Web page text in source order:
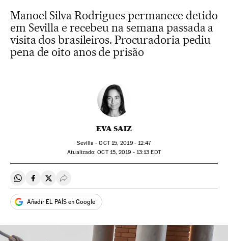
Manoel Silva Rodrigues permanece detido
em Sevilla e recebeu na semana passada a
visita dos brasileiros. Procuradoria pediu
pena de oito anos de prisão
EVA SAIZ
Sevilla -OCT15, 2019 - 12:47
atualizado: OCT15, 2019 - 13:13 EDT
Compartir en Whatsapp
Compartir en Facebook
Compartir en Twitter
Desplegar Redes Sociales
Añadir EL PAÍS en Google